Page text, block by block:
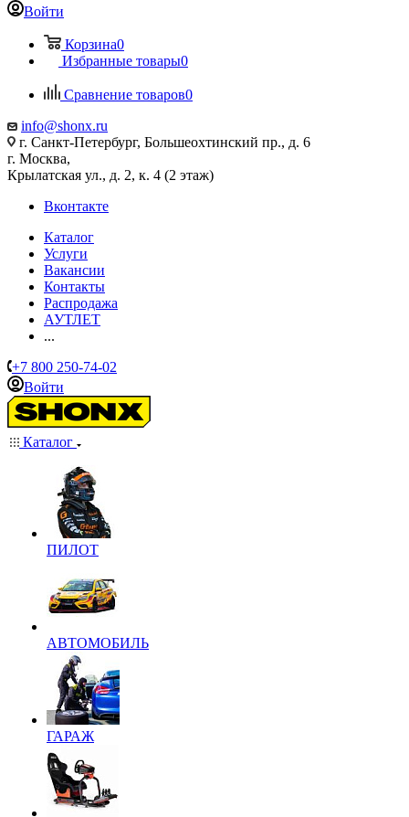
Войти
Корзина0
Избранные товары0
Сравнение товаров0
info@shonx.ru
г. Санкт-Петербург, Большеохтинский пр., д. 6
г. Москва,
Крылатская ул., д. 2, к. 4 (2 этаж)
Вконтакте
Каталог
Услуги
Вакансии
Контакты
Распродажа
АУТЛЕТ
...
+7 800 250-74-02
Войти
Каталог
ПИЛОТ
АВТОМОБИЛЬ
ГАРАЖ